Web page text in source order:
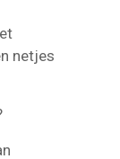
netjes